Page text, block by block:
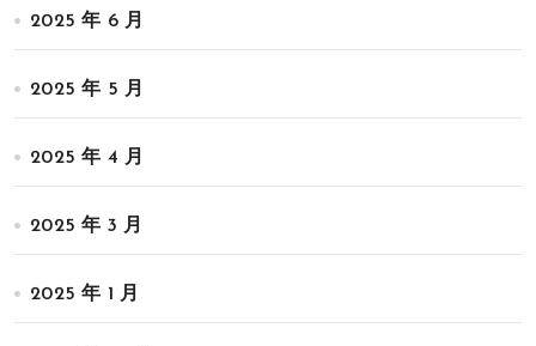
2025 年 6 月
2025 年 5 月
2025 年 4 月
2025 年 3 月
2025 年 1 月